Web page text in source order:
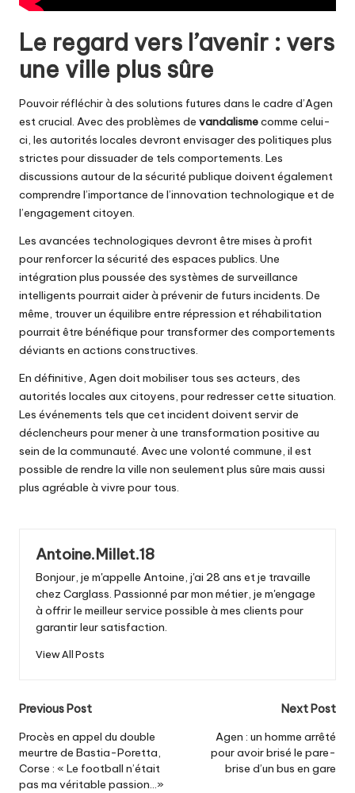
Le regard vers l’avenir : vers
une ville plus sûre
Pouvoir réfléchir à des solutions futures dans le cadre d’Agen
est crucial. Avec des problèmes de vandalismecomme celui-
ci, les autorités locales devront envisager des politiques plus
strictes pour dissuader de tels comportements. Les
discussions autour de la sécurité publique doivent également
comprendre l’importance de l’innovation technologique et de
l’engagement citoyen.
Les avancées technologiques devront être mises à profit
pour renforcer la sécurité des espaces publics. Une
intégration plus poussée des systèmes de surveillance
intelligents pourrait aider à prévenir de futurs incidents. De
même, trouver un équilibre entre répression et réhabilitation
pourrait être bénéfique pour transformer des comportements
déviants en actions constructives.
En définitive, Agen doit mobiliser tous ses acteurs, des
autorités locales aux citoyens, pour redresser cette situation.
Les événements tels que cet incident doivent servir de
déclencheurs pour mener à une transformation positive au
sein de la communauté. Avec une volonté commune, il est
possible de rendre la ville non seulement plus sûre mais aussi
plus agréable à vivre pour tous.
Antoine.Millet.18
Bonjour, je m'appelle Antoine, j'ai 28 ans et je travaille
chez Carglass. Passionné par mon métier, je m'engage
à offrir le meilleur service possible à mes clients pour
garantir leur satisfaction.
View All Posts
Post
navigation
Previous Post
Procès en appel du double
meurtre de Bastia-Poretta,
Corse : « Le football n’était
pas ma véritable passion…»
Next Post
Agen : un homme arrêté
pour avoir brisé le pare-
brise d’un bus en gare